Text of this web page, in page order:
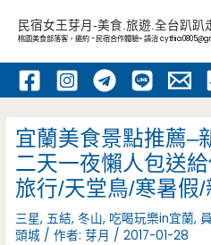
內
民宿女王芽月-美食.旅遊.全台趴趴
桃園美食部落客，邀約 -民宿合作體驗~ 請洽
宜蘭美食景點推薦–
二天一夜懶人包送
旅行/天堂鳥/寒暑假
三星, 五結,冬山, 吃喝玩樂in宜蘭,
頭城 / 作者:芽月 /2017-01-28